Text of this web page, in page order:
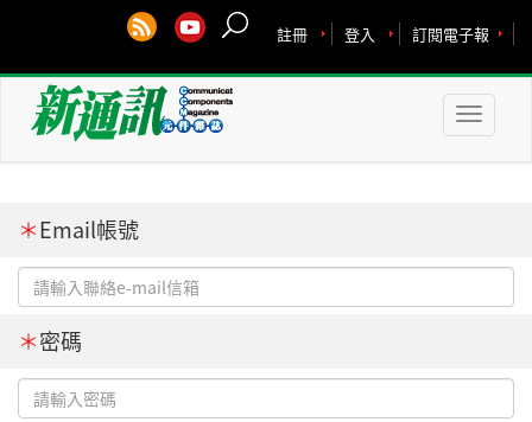
訂閱電子報
登入
註冊
Toggle
＊Email帳號
＊密碼